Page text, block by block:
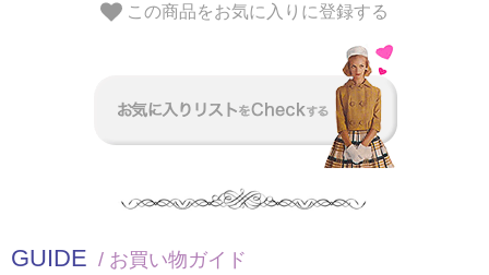
この商品をお気に入りに登録する
GUIDE / お買い物ガイド